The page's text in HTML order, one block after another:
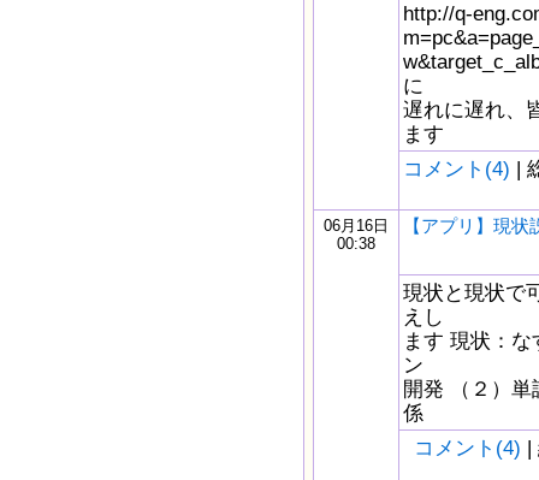
http://q-
に
遅れに遅れ、
ます
コメント(4) |
06月16日
00:38
【アプリ】現状
現状と現状で
えし
ます 現状：
ン
開発 （２）
係
コメント(4) |